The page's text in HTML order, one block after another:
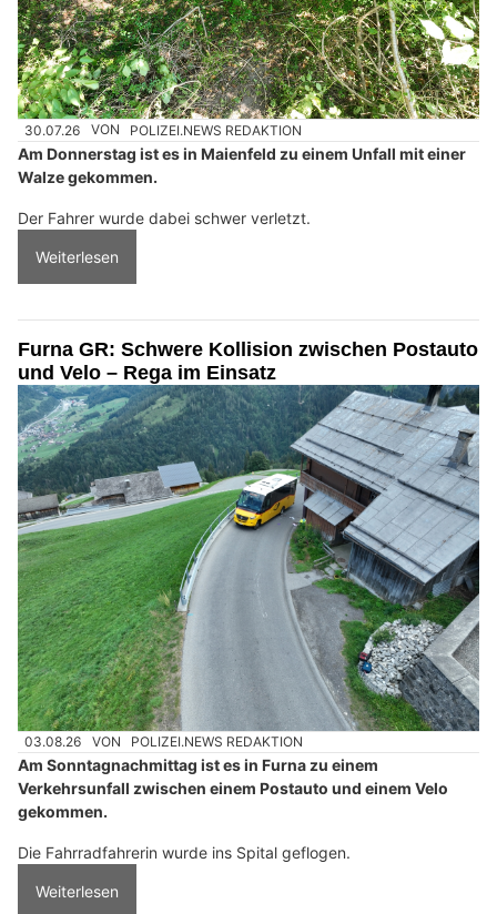
30.07.26 VON POLIZEI.NEWS REDAKTION
Am Donnerstag ist es in Maienfeld zu einem Unfall mit einer
Walze gekommen.
Der Fahrer wurde dabei schwer verletzt.
Weiterlesen
Furna GR: Schwere Kollision zwischen Postauto
und Velo – Rega im Einsatz
03.08.26 VON POLIZEI.NEWS REDAKTION
Am Sonntagnachmittag ist es in Furna zu einem
Verkehrsunfall zwischen einem Postauto und einem Velo
gekommen.
Die Fahrradfahrerin wurde ins Spital geflogen.
Weiterlesen